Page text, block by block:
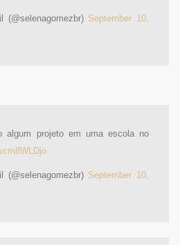
September 10,
algum projeto em uma escola no
September 10,